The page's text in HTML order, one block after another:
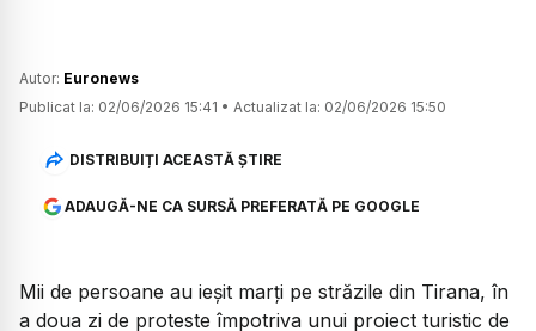
Autor: Euronews
Publicat la: 02/06/2026 15:41 • Actualizat la: 02/06/2026 15:50
DISTRIBUIȚI ACEASTĂ ȘTIRE
ADAUGĂ-NE CA SURSĂ PREFERATĂ PE GOOGLE
Mii de persoane au ieșit marți pe străzile din Tirana, în
a doua zi de proteste împotriva unui proiect turistic de